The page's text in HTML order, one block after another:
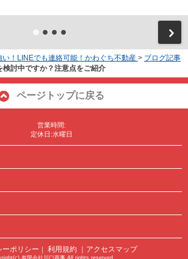
！LINEでも連絡可能！かわぐち不動産 > ブログ記事
検討中ですか？注意点をご紹介
ページトップに戻る
営業時間:
定休日:水曜日
ーポリシー 利用規約 ｜アクセスマップ